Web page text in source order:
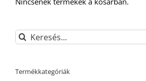
Keresés...
Termékkategóriák